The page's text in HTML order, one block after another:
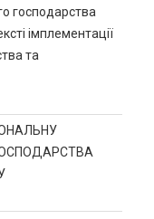
господарства
імплементації
та